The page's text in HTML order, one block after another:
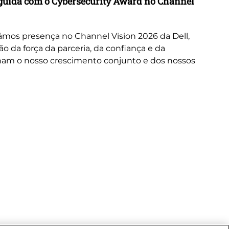
presença no Channel Vision 2026 da Dell,
da força da parceria, da confiança e da
o nosso crescimento conjunto e dos nossos